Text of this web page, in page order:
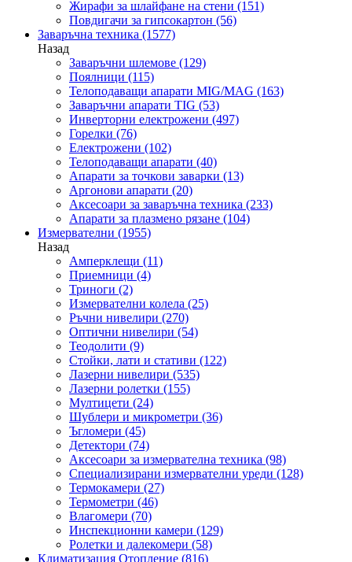
Жирафи за шлайфане на стени (151)
Повдигачи за гипсокартон (56)
Заваръчна техника (1577)
Назад
Заваръчни шлемове (129)
Поялници (115)
Телоподаващи апарати MIG/MAG (163)
Заваръчни апарати TIG (53)
Инверторни електрожени (497)
Горелки (76)
Електрожени (102)
Телоподаващи апарати (40)
Апарати за точкови заварки (13)
Аргонови апарати (20)
Аксесоари за заваръчна техника (233)
Апарати за плазмено рязане (104)
Измервателни (1955)
Назад
Амперклещи (11)
Приемници (4)
Триноги (2)
Измервателни колела (25)
Ръчни нивелири (270)
Оптични нивелири (54)
Теодолити (9)
Стойки, лати и стативи (122)
Лазерни нивелири (535)
Лазерни ролетки (155)
Мултицети (24)
Шублери и микрометри (36)
Ъгломери (45)
Детектори (74)
Аксесоари за измервателна техника (98)
Специализирани измервателни уреди (128)
Термокамери (27)
Термометри (46)
Влагомери (70)
Инспекционни камери (129)
Ролетки и далекомери (58)
Климатизация Отопление (816)